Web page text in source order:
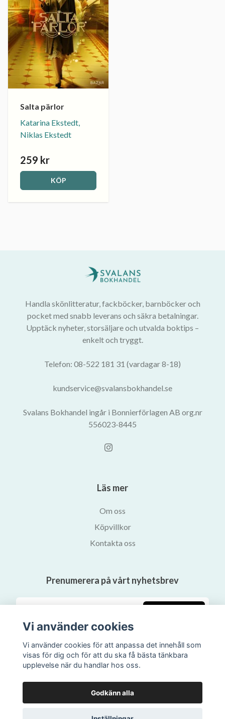
Salta pärlor
Katarina Ekstedt,
Niklas Ekstedt
259 kr
KÖP
Handla skönlitteratur, fackböcker, barnböcker och
pocket med snabb leverans och säkra betalningar.
Upptäck nyheter, storsäljare och utvalda boktips –
enkelt och tryggt.
Telefon: 08-522 181 31 (vardagar 8-18)
kundservice@svalansbokhandel.se
Svalans Bokhandel ingår i Bonnierförlagen AB org.nr
556023-8445
Läs mer
Om oss
Köpvillkor
Kontakta oss
Prenumerera på vårt nyhetsbrev
Vi använder cookies
Vi använder cookies för att anpassa det innehåll som
visas för dig och för att du ska få bästa tänkbara
upplevelse när du handlar hos oss.
Godkänn alla